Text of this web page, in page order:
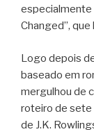
especialmente
Changed”,
Logo depois
baseado em
mergulhou de
roteiro de sete
de J.K.